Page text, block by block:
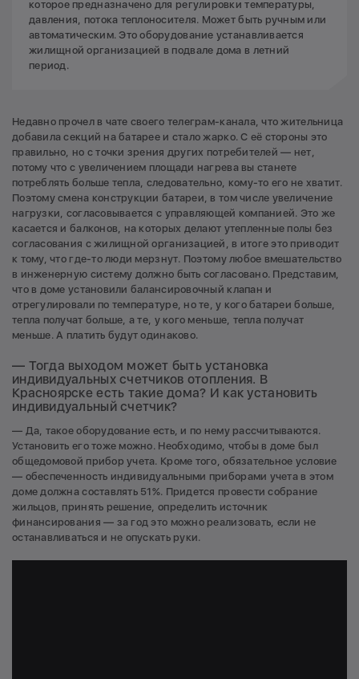
которое предназначено для регулировки температуры,
давления, потока теплоносителя. Может быть ручным или
автоматическим. Это оборудование устанавливается
жилищной организацией в подвале дома в летний
период.
Недавно прочел в чате своего телеграм-канала, что жительница
добавила секций на батарее и стало жарко. С её стороны это
правильно, но с точки зрения других потребителей — нет,
потому что с увеличением площади нагрева вы станете
потреблять больше тепла, следовательно, кому-то его не хватит.
Поэтому смена конструкции батареи, в том числе увеличение
нагрузки, согласовывается с управляющей компанией. Это же
касается и балконов, на которых делают утепленные полы без
согласования с жилищной организацией, в итоге это приводит
к тому, что где-то люди мерзнут. Поэтому любое вмешательство
в инженерную систему должно быть согласовано. Представим,
что в доме установили балансировочный клапан и
отрегулировали по температуре, но те, у кого батареи больше,
тепла получат больше, а те, у кого меньше, тепла получат
меньше. А платить будут одинаково.
— Тогда выходом может быть установка
индивидуальных счетчиков отопления. В
Красноярске есть такие дома? И как установить
индивидуальный счетчик?
— Да, такое оборудование есть, и по нему рассчитываются.
Установить его тоже можно. Необходимо, чтобы в доме был
общедомовой прибор учета. Кроме того, обязательное условие
— обеспеченность индивидуальными приборами учета в этом
доме должна составлять 51%. Придется провести собрание
жильцов, принять решение, определить источник
финансирования — за год это можно реализовать, если не
останавливаться и не опускать руки.